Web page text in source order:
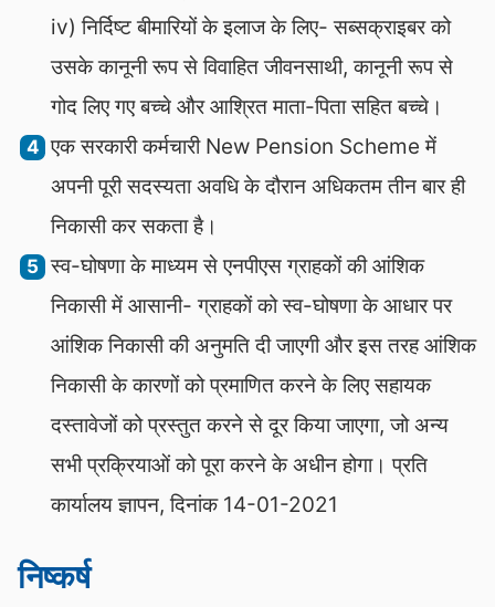
iv) निर्दिष्ट बीमारियों के इलाज के लिए- सब्सक्राइबर को
उसके कानूनी रूप से विवाहित जीवनसाथी, कानूनी रूप से
गोद लिए गए बच्चे और आश्रित माता-पिता सहित बच्चे।
एक सरकारी कर्मचारी New Pension Scheme में
अपनी पूरी सदस्यता अवधि के दौरान अधिकतम तीन बार ही
निकासी कर सकता है।
स्व-घोषणा के माध्यम से एनपीएस ग्राहकों की आंशिक
निकासी में आसानी- ग्राहकों को स्व-घोषणा के आधार पर
आंशिक निकासी की अनुमति दी जाएगी और इस तरह आंशिक
निकासी के कारणों को प्रमाणित करने के लिए सहायक
दस्तावेजों को प्रस्तुत करने से दूर किया जाएगा, जो अन्य
सभी प्रक्रियाओं को पूरा करने के अधीन होगा। प्रति
कार्यालय ज्ञापन, दिनांक 14-01-2021
निष्कर्ष